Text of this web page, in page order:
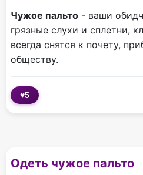
Чужое пальто - ваши
грязные слухи и сплетни,
всегда снятся к почету,
обществу.
♥5
Одеть чужое пальто